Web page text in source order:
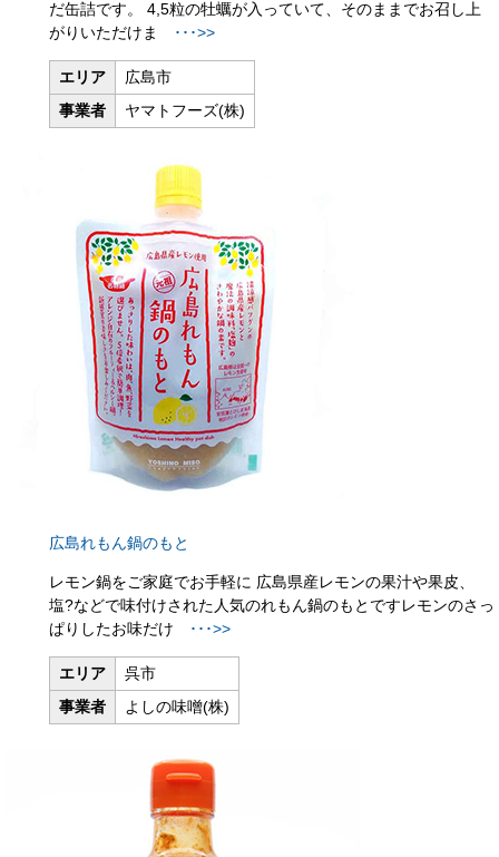
だ缶詰です。 4,5粒の牡蠣が入っていて、そのままでお召し上
がりいただけま
･･･>>
エリア
広島市
事業者
ヤマトフーズ(株)
広島れもん鍋のもと
レモン鍋をご家庭でお手軽に 広島県産レモンの果汁や果皮、
塩?などで味付けされた人気のれもん鍋のもとですレモンのさっ
ぱりしたお味だけ
･･･>>
エリア
呉市
事業者
よしの味噌(株)